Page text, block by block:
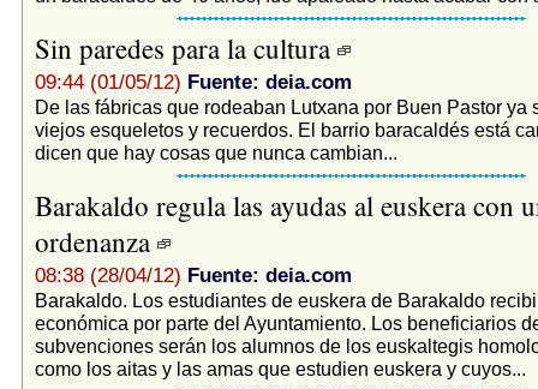
Sin paredes para la cultura
09:44 (01/05/12) Fuente: deia.com
De las fábricas que rodeaban Lutxana por Buen Pastor ya
viejos esqueletos y recuerdos. El barrio baracaldés está
dicen que hay cosas que nunca cambian...
Barakaldo regula las ayudas al euskera con
ordenanza
08:38 (28/04/12) Fuente: deia.com
Barakaldo. Los estudiantes de euskera de Barakaldo
económica por parte del Ayuntamiento. Los beneficiarios
subvenciones serán los alumnos de los euskaltegis
como los aitas y las amas que estudien euskera y cuyos...